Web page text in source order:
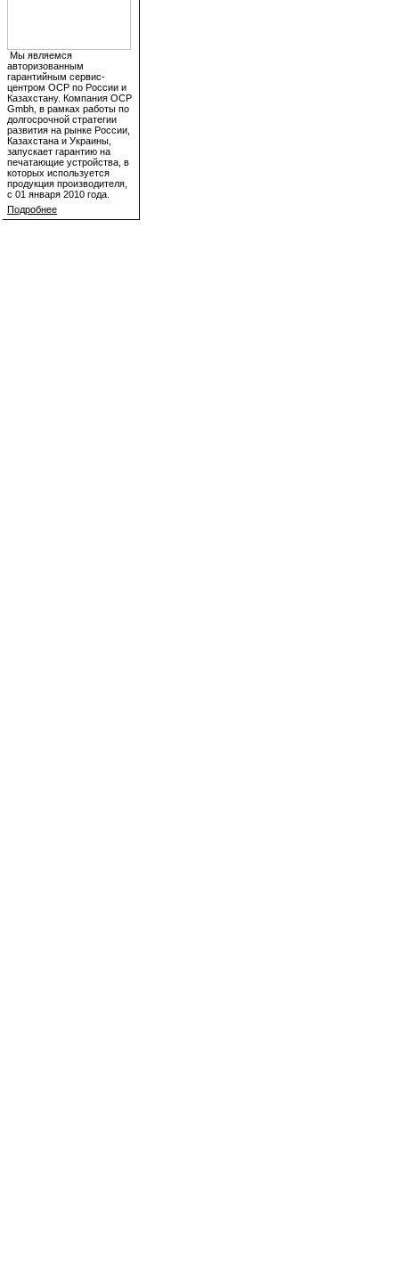
Мы являемся
авторизованным
гарантийным сервис-
центром OCP по России и
Казахстану. Компания OCP
Gmbh, в рамках работы по
долгосрочной стратегии
развития на рынке России,
Казахстана и Украины,
запускает гарантию на
печатающие устройства, в
которых используется
продукция производителя,
с 01 января 2010 года.
Подробнее